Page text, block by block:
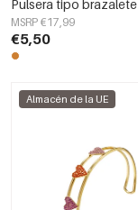
MSRP €17,99
€5,50
Almacén de la UE